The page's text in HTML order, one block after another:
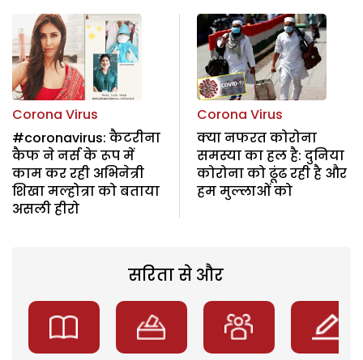
Corona Virus
#coronavirus: कैटरीना
कैफ ने नर्स के रूप में
काम कर रही अभिनेत्री
शिखा मल्होत्रा को बताया
असली हीरो
Corona Virus
क्या नफरत कोरोना
समस्या का हल है: दुनिया
कोरोना को ढूंढ रही है और
हम मुल्लाओं को
सरिता से और